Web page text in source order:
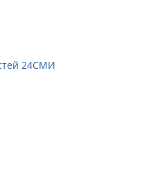
24СМИ